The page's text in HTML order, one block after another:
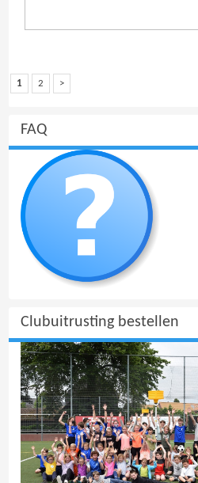
1 2 >
FAQ
Clubuitrusting bestellen